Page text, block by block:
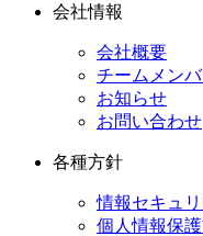
会社情報
会社概要
チームメン
お知らせ
お問い合わせ
各種方針
情報セキュ
個人情報保